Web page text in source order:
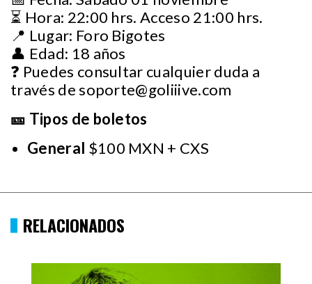
⏳ Hora: 22:00 hrs. Acceso 21:00 hrs.
📍 Lugar: Foro Bigotes
👤 Edad: 18 años
❓ Puedes consultar cualquier duda a
través desoporte@goliiive.com
🎫 Tipos de boletos
General $100 MXN + CXS
RELACIONADOS